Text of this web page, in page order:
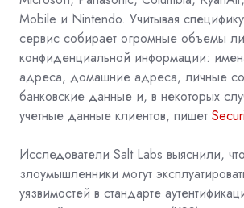
Mobile и Nintendo. Учитывая
сервис собирает огромные объемы
конфиденциальной информации:
адреса, домашние адреса, личные
банковские данные и, в некоторых
учетные данные клиентов, пишет
Исследователи Salt Labs выяснили, что
злоумышленники могут
уязвимостей в стандарте